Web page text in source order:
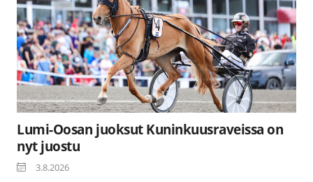
Lumi-Oosan juoksut Kuninkuusraveissa on
nyt juostu
3.8.2026